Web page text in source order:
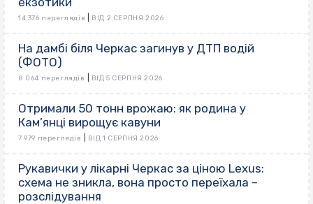
14 376 переглядів ВІД 2 СЕРПНЯ 2026
На дамбі біля Черкас загинув у ДТП водій
(ФОТО)
8 064 переглядів ВІД 5 СЕРПНЯ 2026
Отримали 50 тонн врожаю: як родина у
Кам’янці вирощує кавуни
7 979 переглядів ВІД 1 СЕРПНЯ 2026
Рукавички у лікарні Черкас за ціною Lexus:
схема не зникла, вона просто переїхала –
розслідування